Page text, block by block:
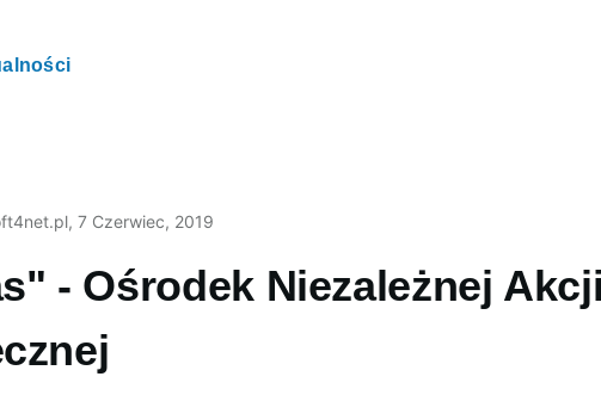
, 7 Czerwiec, 2019
- Ośrodek Niezależnej